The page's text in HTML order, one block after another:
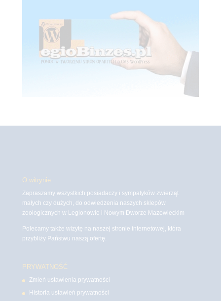
O witrynie
Zapraszamy wszystkich posiadaczy i sympatyków zwierząt
małych czy dużych, do odwiedzenia naszych sklepów
zoologicznych w Legionowie i Nowym Dworze Mazowieckim
Polecamy także wizytę na naszej stronie internetowej, która
przybliży Państwu naszą ofertę.
PRYWATNOŚĆ
Zmień ustawienia prywatności
Historia ustawień prywatności